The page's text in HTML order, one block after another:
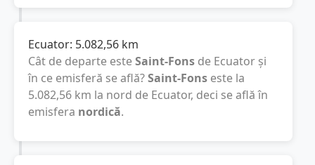
Ecuator: 5.082,56 km
Cât de departe esteSaint-Fons de Ecuator și
în ce emisferă se află?Saint-Fons este la
5.082,56 km la nord de Ecuator, deci se află în
emisfera nordică.